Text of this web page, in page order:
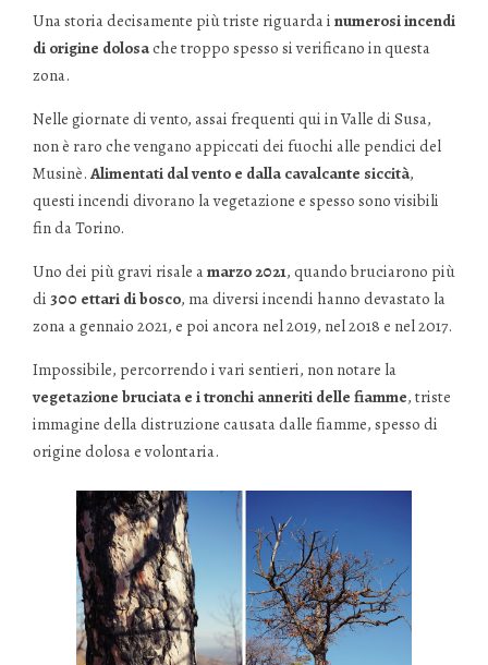
Una storia decisamente più triste riguarda i numerosi incendi
di origine dolosache troppo spesso si verificano in questa
zona.
Nelle giornate di vento, assai frequenti qui in Valle di Susa,
non è raro che vengano appiccati dei fuochi alle pendici del
Musinè. Alimentati dal vento e dalla cavalcante siccità,
questi incendi divorano la vegetazione e spesso sono visibili
fin da Torino.
Uno dei più gravi risale amarzo 2021, quando bruciarono più
di 300 ettari di bosco, ma diversi incendi hanno devastato la
zona a gennaio 2021, e poi ancora nel 2019, nel 2018 e nel 2017.
Impossibile, percorrendo i vari sentieri, non notare la
vegetazione bruciata e i tronchi anneriti delle fiamme, triste
immagine della distruzione causata dalle fiamme, spesso di
origine dolosa e volontaria.